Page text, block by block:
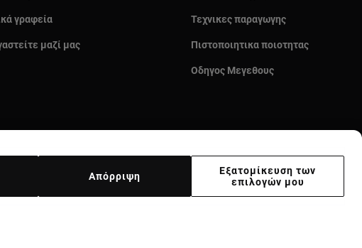
γραφεία
μαζί μας
Τεχνικες παραγωγης
Πιστοποιητικα ποιοτητας
Οδηγος Μεγεθους
Εξατομίκευση των
επιλογών μου
Απόρριψη